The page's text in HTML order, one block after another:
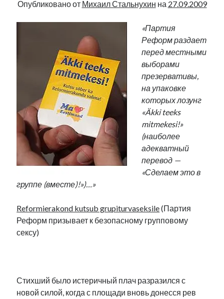
Опубликовано от Михаил Стальнухин на 27.09.2009
«Партия
Реформ раздает
перед местными
выборами
презервативы,
на упаковке
которых лозунг
«Äkki teeks
mitmekesi!»
(наиболее
адекватный
перевод —
«Сделаем это в
группе (вместе)!»)…»
Reformierakond kutsub grupiturvaseksile(Партия
Реформ призывает к безопасному групповому
сексу)
Стихший было истеричный плач разразился с
новой силой, когда с площади вновь донесся рев